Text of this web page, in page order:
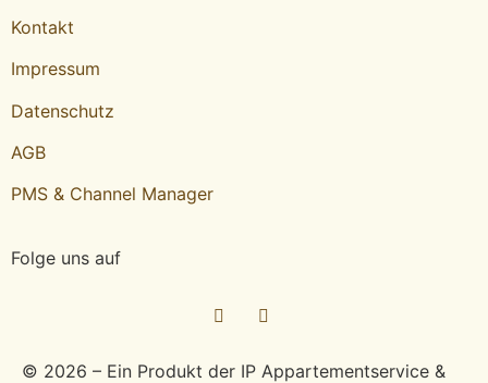
Kontakt
Impressum
Datenschutz
AGB
PMS & Channel Manager
Folge uns auf
© 2026 – Ein Produkt der IP Appartementservice &